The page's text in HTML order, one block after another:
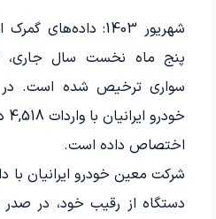
شهریور 1403:
سواری ترخیص شده است.
اختصاص داده است.
دستگاه از رقیب خود، در صدر